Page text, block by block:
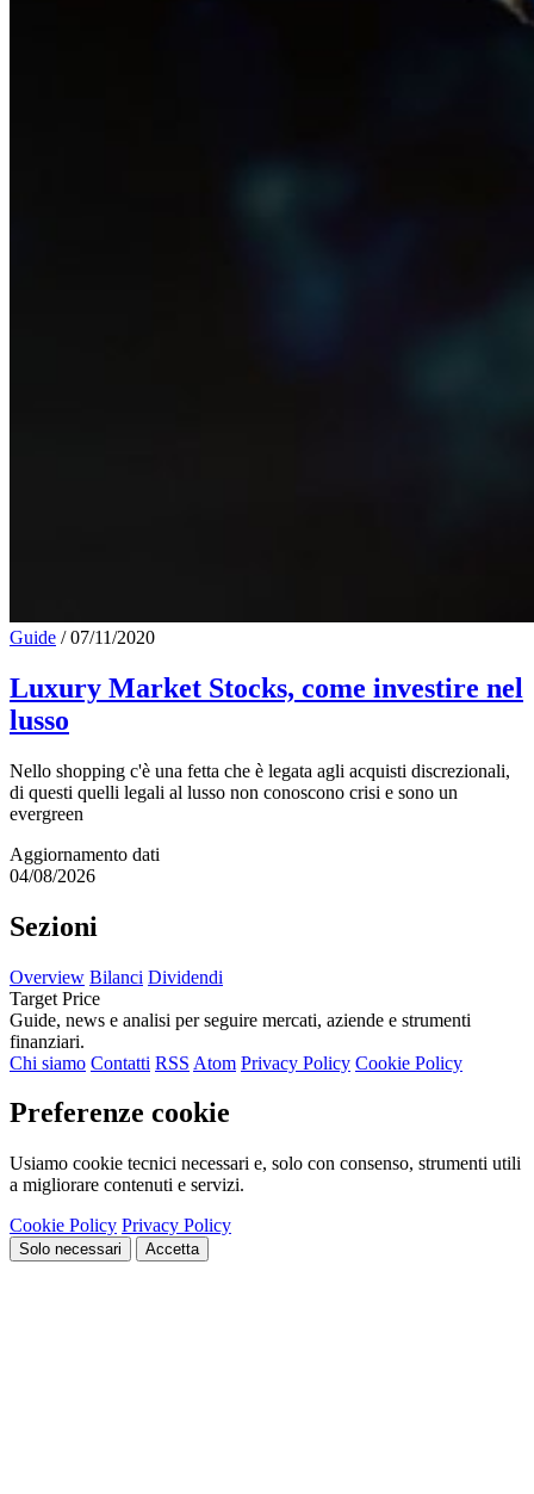
Guide / 07/11/2020
Luxury Market Stocks, come investire nel
lusso
Nello shopping c'è una fetta che è legata agli acquisti discrezionali,
di questi quelli legali al lusso non conoscono crisi e sono un
evergreen
Aggiornamento dati
04/08/2026
Sezioni
Overview Bilanci Dividendi
Target Price
Guide, news e analisi per seguire mercati, aziende e strumenti
finanziari.
Chi siamo Contatti RSS Atom Privacy Policy Cookie Policy
Preferenze cookie
Usiamo cookie tecnici necessari e, solo con consenso, strumenti utili
a migliorare contenuti e servizi.
Cookie Policy Privacy Policy
Solo necessari Accetta